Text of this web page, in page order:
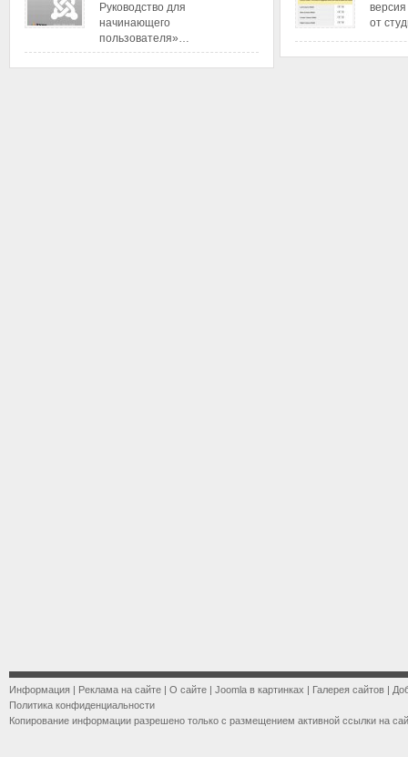
Руководство для
начинающего
пользователя»…
от
Информация | Реклама на сайте | О сайте | Joomla в картинках | Галерея сайтов |
Политика конфиденциальности
Копирование информации разрешено только с размещением активной ссылки на